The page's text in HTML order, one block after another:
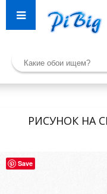
РИСУНОК НА
Save